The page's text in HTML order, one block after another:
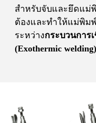
สำหรับจับและยึดแม่
ต้องและทำให้แม่พิม
ระหว่างกระบวนการ
(Exothermic welding)